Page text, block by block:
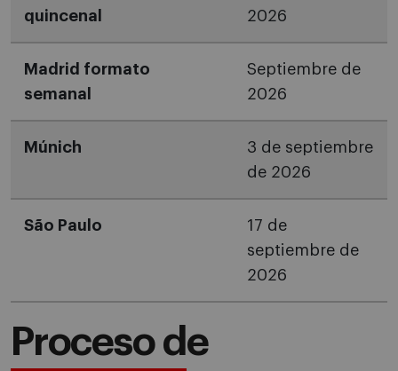
quincenal
2026
Madrid formato
semanal
Septiembre de
2026
Múnich
3 de septiembre
de 2026
São Paulo
17 de
septiembre de
2026
Proceso de